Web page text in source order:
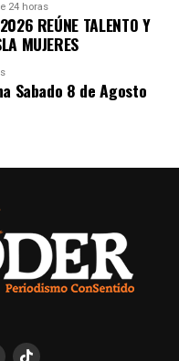
al instante
WhatsApp de
las noticias más
Roo directamente
24 horas
REÚNE TALENTO Y
MUJERES
Sabado 8 de Agosto